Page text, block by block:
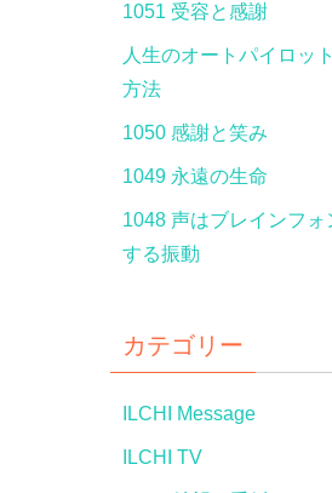
1051 受容と感謝
人生のオートパイロッ
方法
1050 感謝と笑み
1049 永遠の生命
1048 声はブレインフォ
する振動
カテゴリー
ILCHI Message
ILCHI TV